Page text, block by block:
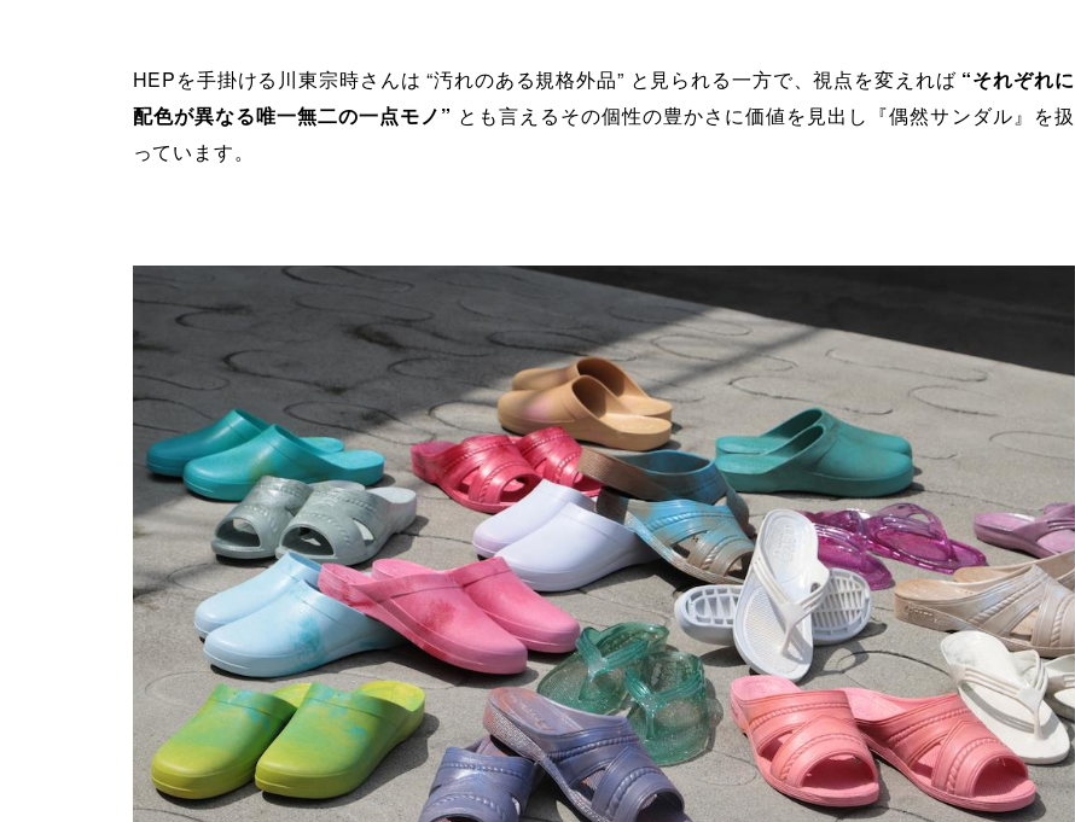
HEPを手掛ける川東宗時さんは “汚れのある規格外品” と見られる一方で、視点を変えれば “それぞれに
配色が異なる唯一無二の一点モノ” とも言えるその個性の豊かさに価値を見出し『偶然サンダル』を扱
っています。